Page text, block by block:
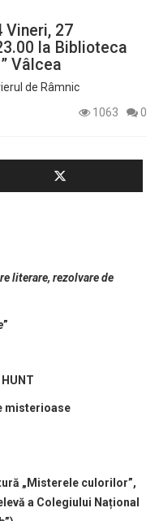
Vineri, 27
la Biblioteca
Vâlcea
de Râmnic
1063
0
literare, rezolvare de
”
misterioase
„Misterele culorilor”,
a Colegiului Național